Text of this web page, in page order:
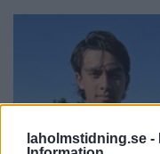
laholmstidning.se -